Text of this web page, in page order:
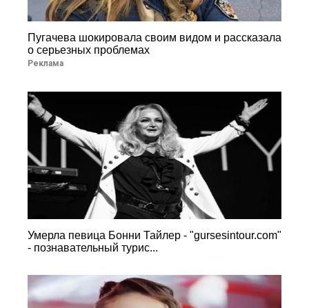
Пугачева шокировала своим видом и рассказала
о серьезных проблемах
Реклама
Умерла певица Бонни Тайлер - "gursesintour.com"
- познавательный турис...